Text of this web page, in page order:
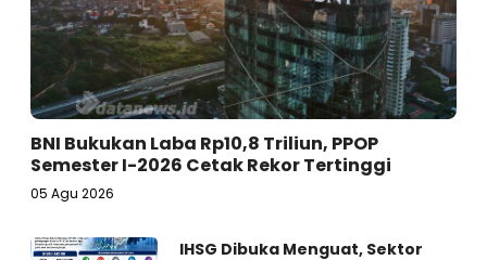
BNI Bukukan Laba Rp10,8 Triliun, PPOP
Semester I-2026 Cetak Rekor Tertinggi
05 Agu 2026
IHSG Dibuka Menguat, Sektor